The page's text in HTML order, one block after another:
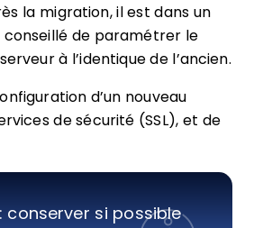
la migration, il est dans un
de paramétrer le
à l’identique de l’ancien.
d’un nouveau
de sécurité (SSL), et de
conserver si possible